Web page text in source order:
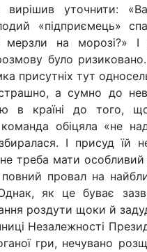
вирішив уточнити:
«підприємець»
мерзли на морозі?»
було
присутніх тут
а сумно до
в країні до того,
обіцяла «не
І присуд їй
треба мати
провал на
як це буває
роздути щоки й
Незалежності
гри, нечувано